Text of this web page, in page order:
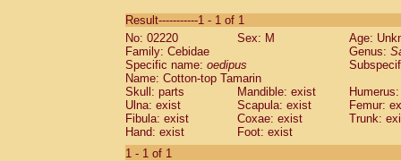
CebidaeSaguinus labiatus(0)
Cebidae Saguinus leucopus (0)
Cebidae
CebidaeSaguinus mystax
Cebidae Saguinus nigricollis (0)
Cebidae Saguinus oedipus
Cebidae Saguinus weddelli
Cebidae Saguinusspp.
Cebidae
Result-----------1 - 1 of 1
No: 02220
Sex: M
Age:
Family: Cebidae
Genus:
Specific name: oedipus
Name: Cotton-top Tamarin
Skull: parts
Mandible: exist
Ulna: exist
Scapula: exist
Femur:
Fibula: exist
Coxae: exist
Trunk:
Hand: exist
Foot: exist
1 - 1 of 1